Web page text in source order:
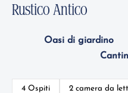
Rustico Antico
Oasi di giardino
4 Ospiti 2 camera da